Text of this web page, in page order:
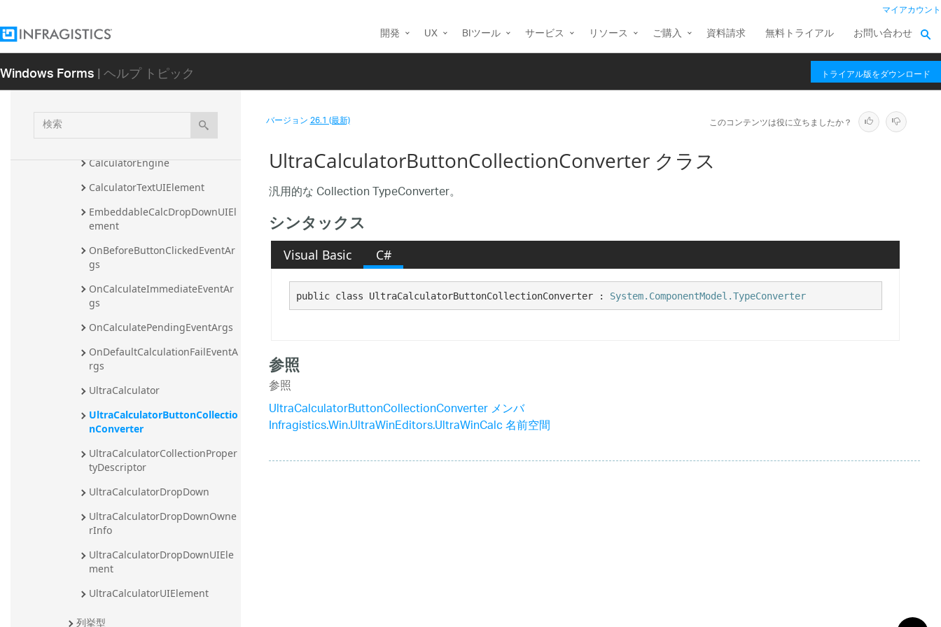
マイアカウント
開発 UX BIツール サービス リソース ご購入 資料請求 無料トライアル お問い合わせ
Windows Forms| ヘルプ トピック トライアル版をダウンロード
検
索
CalculatorButtonCollection
alizableButtonsCollectionEnum
erator
CalculatorButtonEventArgs
CalculatorButtonUIElement
CalculatorEngine
CalculatorTextUIElement
EmbeddableCalcDropDownUIEl
ement
OnBeforeButtonClickedEventAr
gs
OnCalculateImmediateEventAr
gs
OnCalculatePendingEventArgs
OnDefaultCalculationFailEventA
rgs
UltraCalculator
UltraCalculatorButtonCollectio
nConverter
UltraCalculatorCollectionProper
tyDescriptor
UltraCalculatorDropDown
UltraCalculatorDropDownOwne
rInfo
UltraCalculatorDropDownUIEle
ment
UltraCalculatorUIElement
列挙型
バージョン26.1 (最新) このコンテンツは役に立ちましたか？
UltraCalculatorButtonCollectionConverter クラス
汎用的な Collection TypeConverter。
シンタックス
Visual Basic C#
public class UltraCalculatorButtonCollectionConverter : System.ComponentModel.TypeConverter
参照
参照
UltraCalculatorButtonCollectionConverter メンバ
Infragistics.Win.UltraWinEditors.UltraWinCalc 名前空間